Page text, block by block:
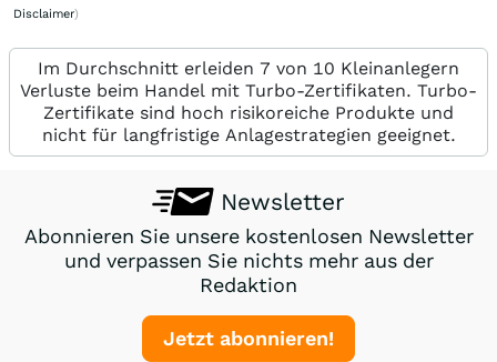
Disclaimer)
Im Durchschnitt erleiden 7 von 10 Kleinanlegern
Verluste beim Handel mit Turbo-Zertifikaten. Turbo-
Zertifikate sind hoch risikoreiche Produkte und
nicht für langfristige Anlagestrategien geeignet.
Newsletter
Abonnieren Sie unsere kostenlosen Newsletter
und verpassen Sie nichts mehr aus der
Redaktion
Jetzt abonnieren!